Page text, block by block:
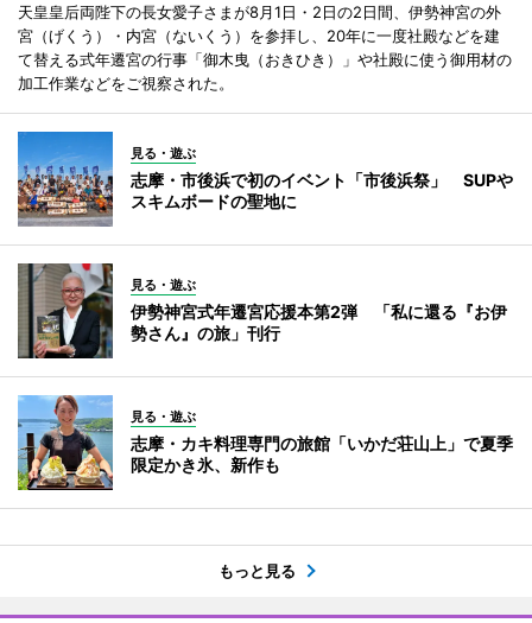
天皇皇后両陛下の長女愛子さまが8月1日・2日の2日間、伊勢神宮の外
宮（げくう）・内宮（ないくう）を参拝し、20年に一度社殿などを建
て替える式年遷宮の行事「御木曳（おきひき）」や社殿に使う御用材の
加工作業などをご視察された。
見る・遊ぶ
志摩・市後浜で初のイベント「市後浜祭」 SUPや
スキムボードの聖地に
見る・遊ぶ
伊勢神宮式年遷宮応援本第2弾 「私に還る『お伊
勢さん』の旅」刊行
見る・遊ぶ
志摩・カキ料理専門の旅館「いかだ荘山上」で夏季
限定かき氷、新作も
もっと見る